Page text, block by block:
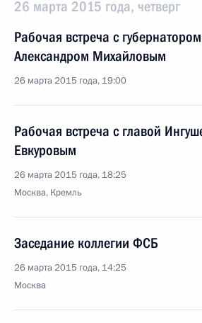
26 марта 2015 года, четверг
Рабочая встреча с
Александром Михайловым
26 марта 2015 года, 19:00
Рабочая встреча с главой
Евкуровым
26 марта 2015 года, 18:25
Москва, Кремль
Заседание коллегии ФСБ
26 марта 2015 года, 14:25
Москва